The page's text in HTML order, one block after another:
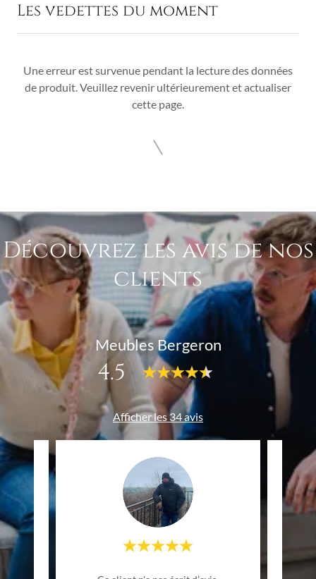
Les vedettes du moment
Une erreur est survenue pendant la lecture des données
de produit. Veuillez revenir ultérieurement et actualiser
cette page.
Découvrez les avis de nos
clients
Meubles Bergeron
4.5
Afficher les 34 avis